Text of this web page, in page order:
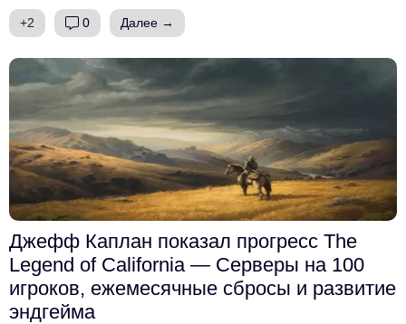
+2 0 Далее →
Джефф Каплан показал прогресс The
Legend of California — Серверы на 100
игроков, ежемесячные сбросы и развитие
эндгейма